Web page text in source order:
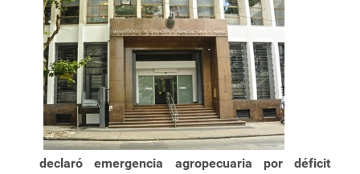
declaró emergencia agropecuaria por déficit